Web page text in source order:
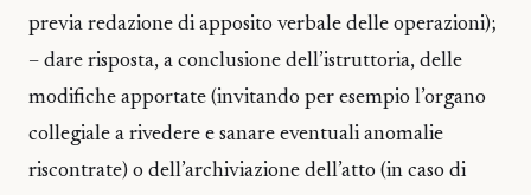
previa redazione di apposito verbale delle operazioni);
– dare risposta, a conclusione dell’istruttoria, delle
modifiche apportate (invitando per esempio l’organo
collegiale a rivedere e sanare eventuali anomalie
riscontrate) o dell’archiviazione dell’atto (in caso di